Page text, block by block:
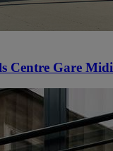
Centre Gare Midi